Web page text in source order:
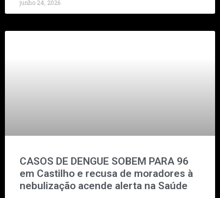
junho 24, 2026
CASOS DE DENGUE SOBEM PARA 96
em Castilho e recusa de moradores à
nebulização acende alerta na Saúde